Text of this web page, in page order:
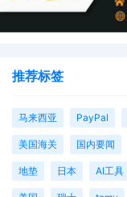
推荐标签
马来西亚 PayPal
美国海关 国内要闻
地垫 日本 AI工具